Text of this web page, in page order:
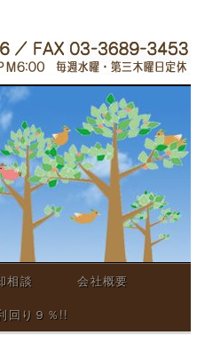
相談
会社概要
回り９％!!